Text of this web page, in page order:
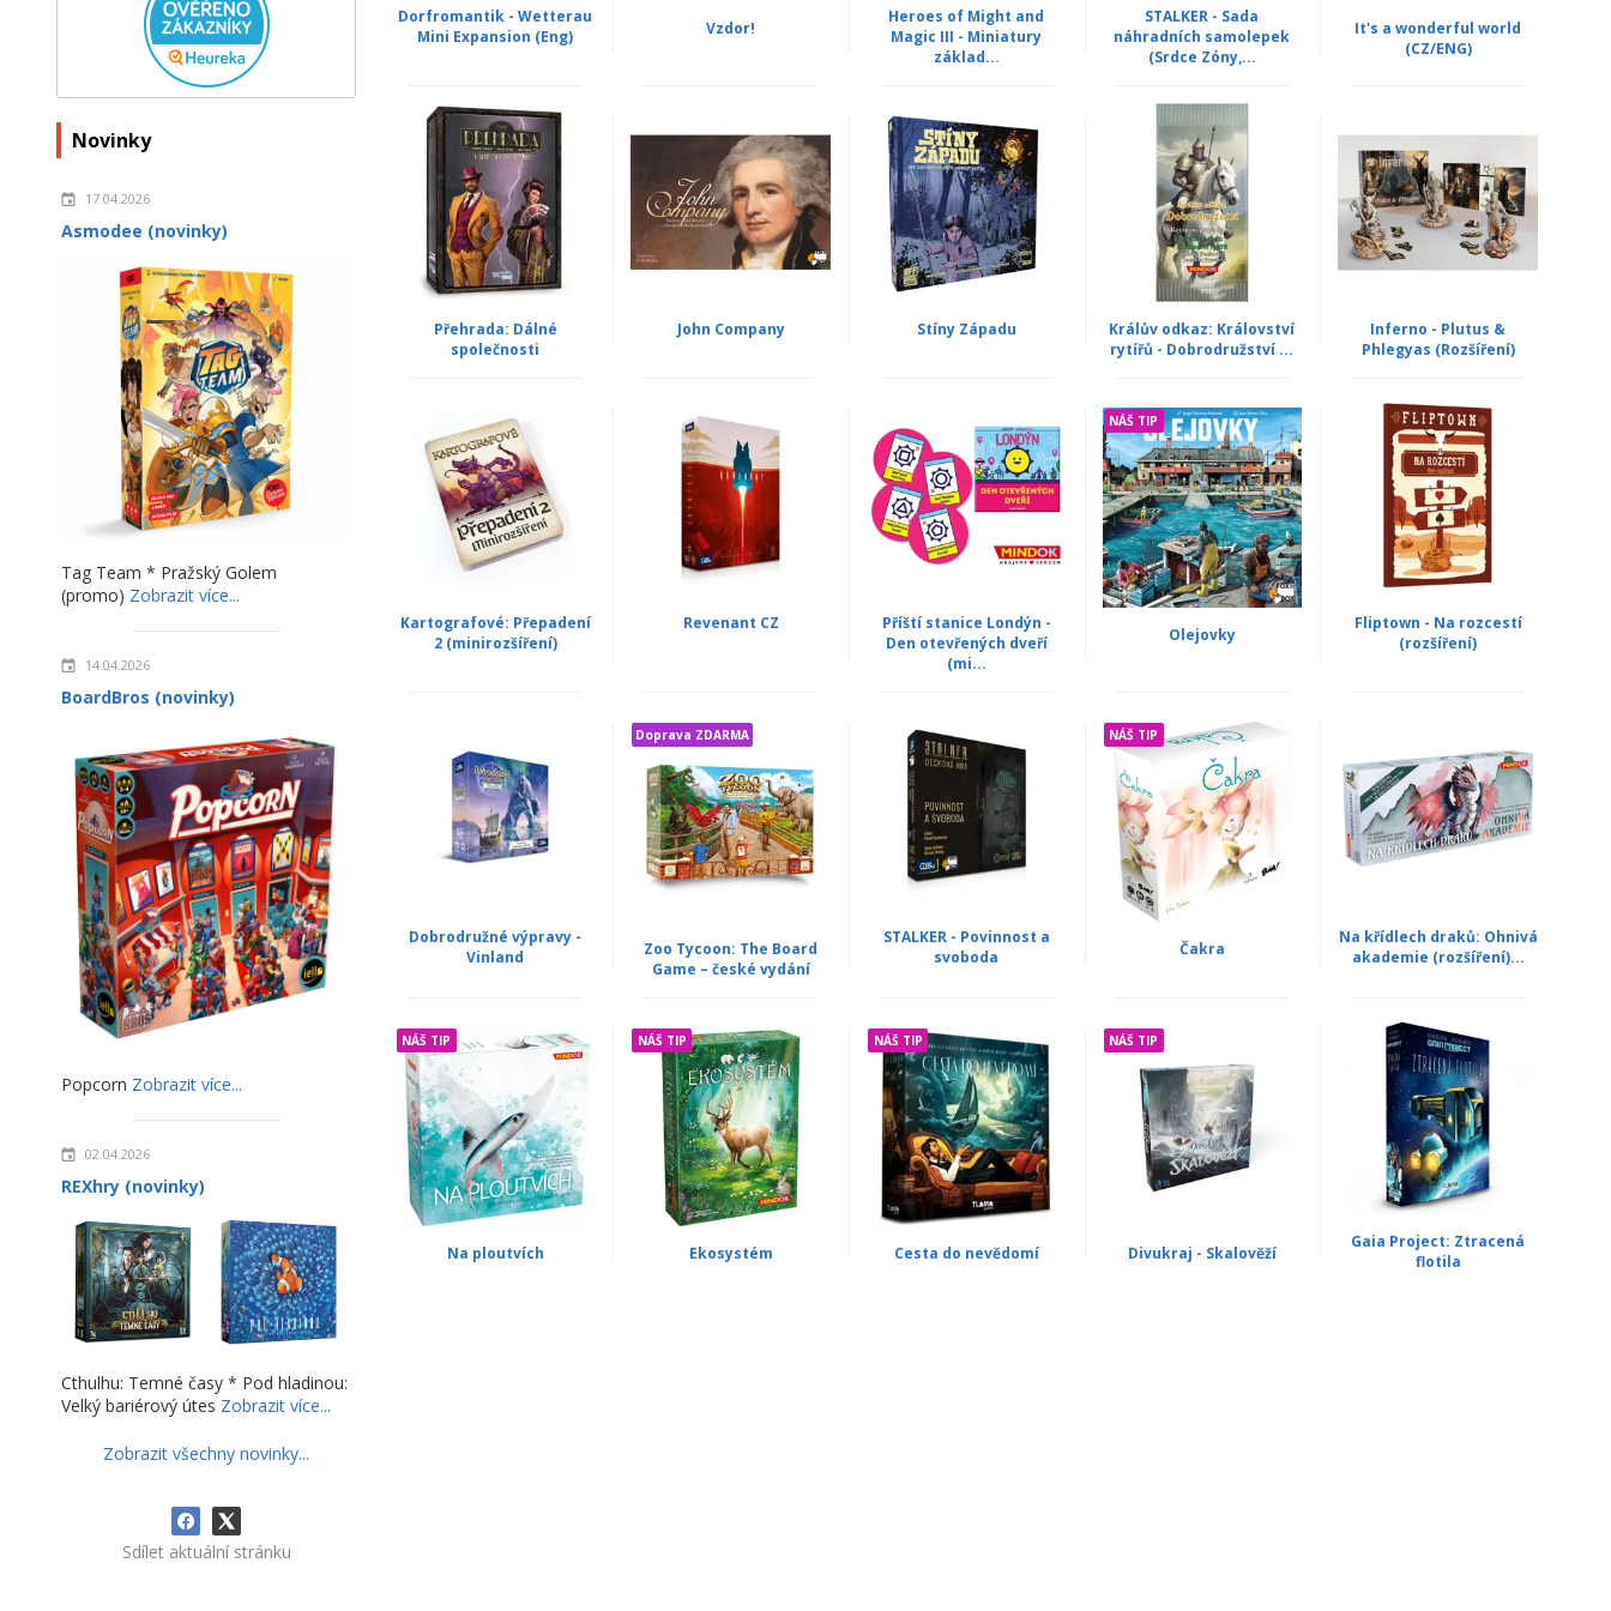
Novinky
17.04.2026
Asmodee (novinky)
Tag Team * Pražský Golem
(promo) Zobrazit více...
14.04.2026
BoardBros (novinky)
Popcorn Zobrazit více...
02.04.2026
REXhry (novinky)
Cthulhu: Temné časy * Pod hladinou:
Velký bariérový útes Zobrazit více...
Zobrazit všechny novinky...
Sdílet aktuální stránku
Dorfromantik - Wetterau
Mini Expansion (Eng)
Vzdor!
Heroes of Might and
Magic III - Miniatury
základ...
STALKER - Sada
náhradních samolepek
(Srdce Zóny,...
It's a wonderful world
(CZ/ENG)
Přehrada: Dálné
společnosti
John Company Stíny Západu
Králův odkaz: Království
rytířů - Dobrodružství ...
Inferno - Plutus &
Phlegyas (Rozšíření)
Kartografové: Přepadení
2 (minirozšíření)
Revenant CZ
Příští stanice Londýn -
Den otevřených dveří
(mi...
NÁŠ TIP
Olejovky
Fliptown - Na rozcestí
(rozšíření)
Dobrodružné výpravy -
Vinland
Doprava ZDARMA
Zoo Tycoon: The Board
Game – české vydání
STALKER - Povinnost a
svoboda
NÁŠ TIP
Čakra
Na křídlech draků: Ohnivá
akademie (rozšíření)...
NÁŠ TIP
Na ploutvích
NÁŠ TIP
Ekosystém
NÁŠ TIP
Cesta do nevědomí
NÁŠ TIP
Divukraj - Skalověží
Gaia Project: Ztracená
flotila